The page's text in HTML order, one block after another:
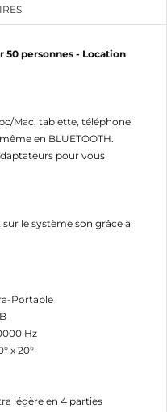
50 personnes - Location
Mac, tablette, téléphone
en BLUETOOTH.
pour vous
le système son grâce à
Portable
Hz
x 20°
légère en 4 parties
une liste d'envies
ajouter des produits
Connexion